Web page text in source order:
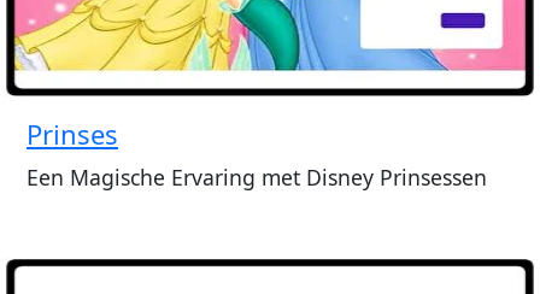
Prinses
Een Magische Ervaring met Disney Prinsessen